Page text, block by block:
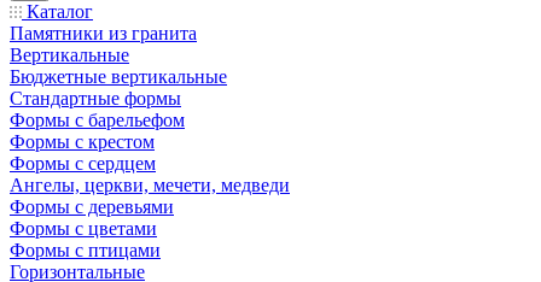
Каталог
Памятники из гранита
Вертикальные
Бюджетные вертикальные
Стандартные формы
Формы с барельефом
Формы с крестом
Формы с сердцем
Ангелы, церкви, мечети, медведи
Формы с деревьями
Формы с цветами
Формы с птицами
Горизонтальные